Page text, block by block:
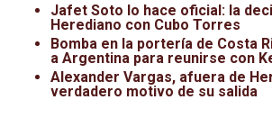
Jafet Soto lo hace oficial: la
Herediano con Cubo Torres
Bomba en la portería de Costa
a Argentina para reunirse con
Alexander Vargas, afuera de
verdadero motivo de su salida